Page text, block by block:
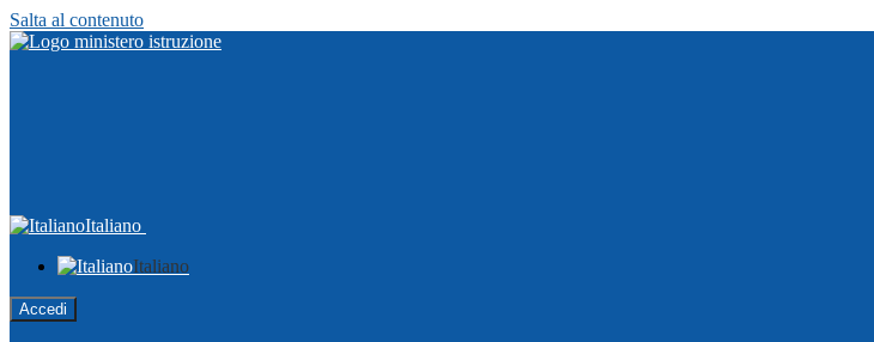
Salta al contenuto
Italiano
Italiano
Accedi